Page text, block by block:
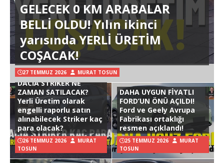
GELECEK 0 KM ARABALAR
BELLİ OLDU! Yılın ikinci
yarısında YERLİ ÜRETİM
COŞACAK!
27 TEMMUZ 2026 MURAT TOSUN
DACIA STRIKER NE
ZAMAN SATILACAK?
Yerli Üretim olarak
engelli raporlu satın
alınabilecek Striker kaç
para olacak?
26 TEMMUZ 2026
MURAT
TOSUN
DAHA UYGUN FİYATLI
FORD’UN ÖNÜ AÇILDI!
Ford ve Geely Avrupa
Fabrikası ortaklığı
resmen açıklandı!
25 TEMMUZ 2026
MURAT
TOSUN